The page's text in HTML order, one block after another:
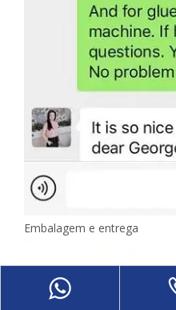
Embalagem e entrega